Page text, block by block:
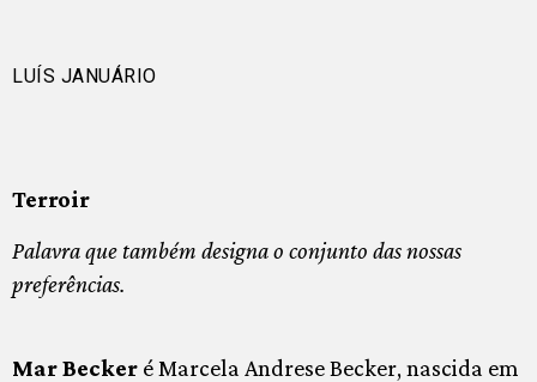
LUÍS JANUÁRIO
Terroir
Palavra que também designa o conjunto das nossas
preferências.
Mar Becker é Marcela Andrese Becker, nascida em